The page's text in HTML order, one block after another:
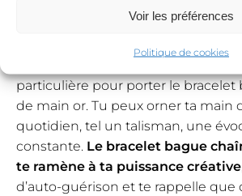
Voir les préférences
Politique de cookies
essentielle à l’expression de notre
l’équilibre de notre vie. Si ton
particulière pour porter le bracelet
de main or. Tu peux orner ta main
quotidien, tel un talisman, une
constante. Le bracelet bague
te ramène à ta puissance créative
d’auto-guérison et te rappelle que